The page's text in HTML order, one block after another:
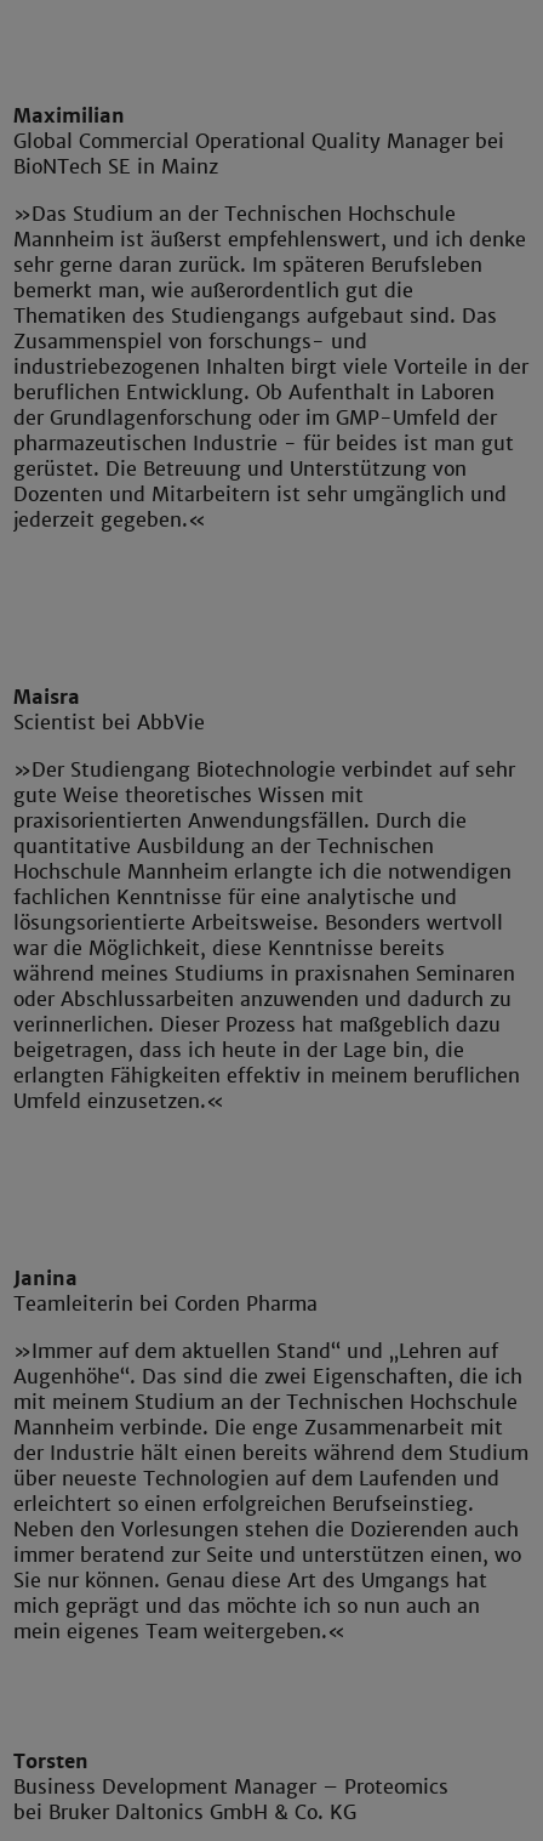
Maximilian
Global Commercial Operational Quality Manager bei
BioNTech SE in Mainz
»Das Studium an der Technischen Hochschule
Mannheim ist äußerst empfehlenswert, und ich denke
sehr gerne daran zurück. Im späteren Berufsleben
bemerkt man, wie außerordentlich gut die
Thematiken des Studiengangs aufgebaut sind. Das
Zusammenspiel von forschungs- und
industriebezogenen Inhalten birgt viele Vorteile in der
beruflichen Entwicklung. Ob Aufenthalt in Laboren
der Grundlagenforschung oder im GMP-Umfeld der
pharmazeutischen Industrie - für beides ist man gut
gerüstet. Die Betreuung und Unterstützung von
Dozenten und Mitarbeitern ist sehr umgänglich und
jederzeit gegeben.«
Maisra
Scientist bei AbbVie
»Der Studiengang Biotechnologie verbindet auf sehr
gute Weise theoretisches Wissen mit
praxisorientierten Anwendungsfällen. Durch die
quantitative Ausbildung an der Technischen
Hochschule Mannheim erlangte ich die notwendigen
fachlichen Kenntnisse für eine analytische und
lösungsorientierte Arbeitsweise. Besonders wertvoll
war die Möglichkeit, diese Kenntnisse bereits
während meines Studiums in praxisnahen Seminaren
oder Abschlussarbeiten anzuwenden und dadurch zu
verinnerlichen. Dieser Prozess hat maßgeblich dazu
beigetragen, dass ich heute in der Lage bin, die
erlangten Fähigkeiten effektiv in meinem beruflichen
Umfeld einzusetzen.«
Janina
Teamleiterin bei Corden Pharma
»Immer auf dem aktuellen Stand“ und „Lehren auf
Augenhöhe“. Das sind die zwei Eigenschaften, die ich
mit meinem Studium an der Technischen Hochschule
Mannheim verbinde. Die enge Zusammenarbeit mit
der Industrie hält einen bereits während dem Studium
über neueste Technologien auf dem Laufenden und
erleichtert so einen erfolgreichen Berufseinstieg.
Neben den Vorlesungen stehen die Dozierenden auch
immer beratend zur Seite und unterstützen einen, wo
Sie nur können. Genau diese Art des Umgangs hat
mich geprägt und das möchte ich so nun auch an
mein eigenes Team weitergeben.«
Torsten
Business Development Manager – Proteomics
bei Bruker Daltonics GmbH & Co. KG